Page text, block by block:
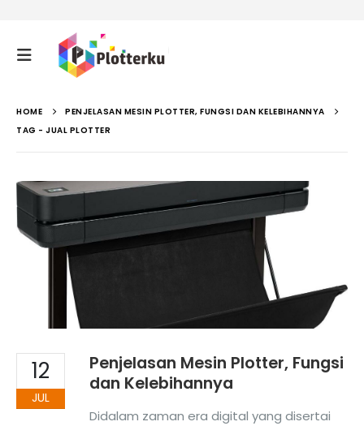
HOME
PENJELASAN MESIN PLOTTER, FUNGSI DAN KELEBIHANNYA
TAG - JUAL PLOTTER
12
JUL
Penjelasan Mesin Plotter, Fungsi
dan Kelebihannya
Didalam zaman era digital yang disertai